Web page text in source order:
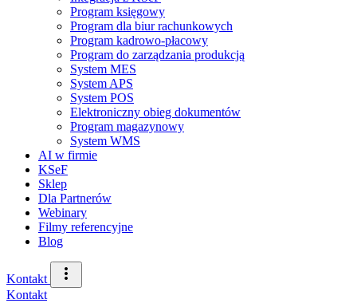
Program księgowy
Program dla biur rachunkowych
Program kadrowo-płacowy
Program do zarządzania produkcją
System MES
System APS
System POS
Elektroniczny obieg dokumentów
Program magazynowy
System WMS
AI w firmie
KSeF
Sklep
Dla Partnerów
Webinary
Filmy referencyjne
Blog
Kontakt
Kontakt